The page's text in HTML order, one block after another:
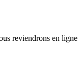
reviendrons en